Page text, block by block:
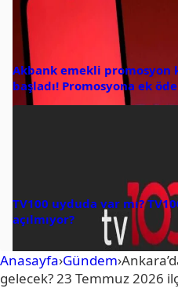
Akbank emekli promosyon
başladı! Promosyona ek
TV100 uyduda var mı?
açılmıyor?
Anasayfa›Gündem›
gelecek? 23 Temmuz 2026